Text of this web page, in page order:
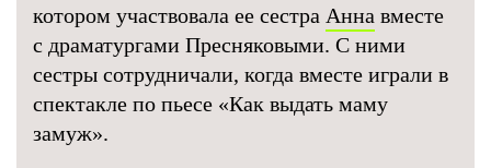
котором участвовала ее сестра Анна вместе
с драматургами Пресняковыми. С ними
сестры сотрудничали, когда вместе играли в
спектакле по пьесе «Как выдать маму
замуж».